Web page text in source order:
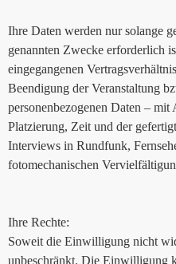
Ihre Daten werden nur solange
genannten Zwecke erforderlich
eingegangenen
Beendigung der Veranstaltung
personenbezogenen Daten – mit
Platzierung, Zeit und der
Interviews in Rundfunk,
fotomechanischen
Ihre Rechte:
Soweit die Einwilligung nicht
unbeschränkt. Die Einwilligung